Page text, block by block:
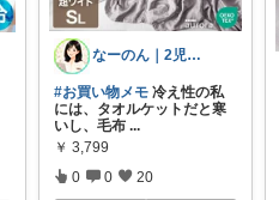
なーのん｜2児ワーママ＊育児/時短
#お買い物メモ 冷え性の私
には、タオルケットだと寒
いし、毛布 ...
￥ 3,799
0 0 20